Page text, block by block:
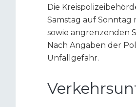
Die
Samstag auf
sowie angrenzenden
Nach Angaben der
Unfallgefahr.